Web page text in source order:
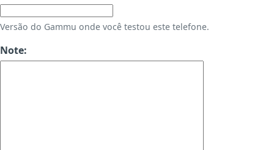
Versão do Gammu onde você testou este telefone.
Note: